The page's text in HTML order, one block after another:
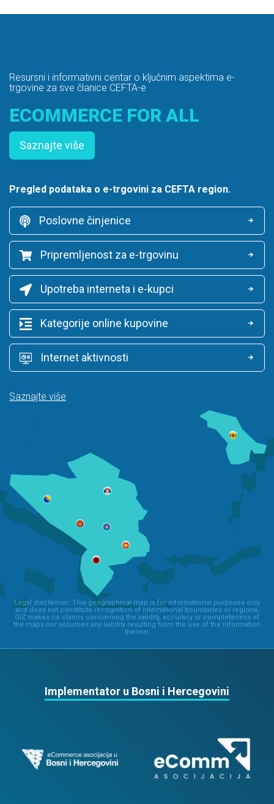
Legal disclaimer: This geographical map is for informational purposes only
and does not constitute recognition of international boundaries or regions;
GIZ makes no claims concerning the validity, accuracy or completeness of
the maps nor assumes any liability resulting from the use of the information
therein.
Resursni i informativni centar o ključnim aspektima e-
trgovine za sve članice CEFTA-e
ECOMMERCE FOR ALL
Saznajte više
Pregled podataka o e-trgovini za CEFTA region.
Poslovne činjenice
Pripremljenost za e-trgovinu
Upotreba interneta i e-kupci
Kategorije online kupovine
Internet aktivnosti
Saznajte više
Implementator u Bosni i Hercegovini